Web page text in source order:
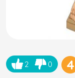
2 0 4